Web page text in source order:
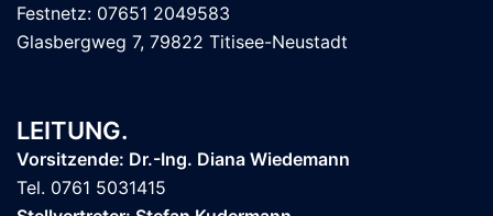
Festnetz: 07651 2049583
Glasbergweg 7, 79822 Titisee-Neustadt
LEITUNG.
Vorsitzende: Dr.-Ing. Diana Wiedemann
Tel. 0761 5031415